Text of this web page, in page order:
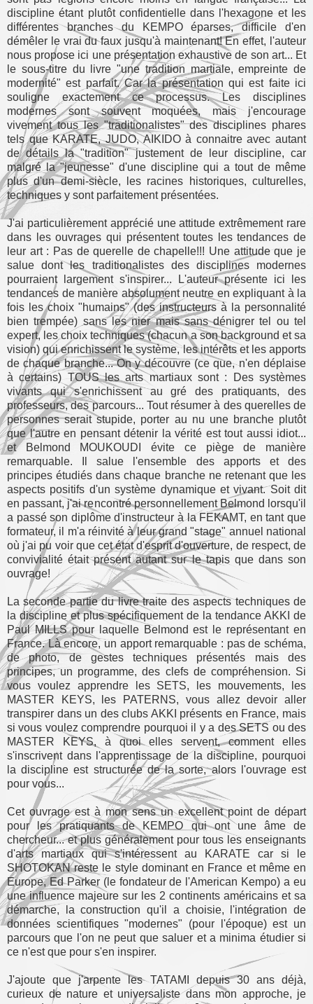
discipline étant plutôt confidentielle dans l'hexagone et les
différentes branches du KEMPO éparses, difficile d'en
démêler le vrai du faux jusqu'à maintenant! En effet, l'auteur
nous propose ici une présentation exhaustive de son art... Et
le sous-titre du livre "une tradition martiale, empreinte de
modernité" est parfait. Car la présentation qui est faite ici
souligne exactement ce processus. Les disciplines
modernes sont souvent moquées, mais j'encourage
vivement tous les "traditionalistes" des disciplines phares
tels que KARATE, JUDO, AIKIDO à connaitre avec autant
de détails la "tradition" justement de leur discipline, car
malgré la "jeunesse" d'une discipline qui a tout de même
plus d'un demi-siècle, les racines historiques, culturelles,
techniques y sont parfaitement présentées.
J'ai particulièrement apprécié une attitude extrêmement rare
dans les ouvrages qui présentent toutes les tendances de
leur art : Pas de querelle de chapelle!!! Une attitude que je
salue dont les traditionalistes des disciplines modernes
pourraient largement s'inspirer... L'auteur présente ici les
tendances de manière absolument neutre en expliquant à la
fois les choix "humains" (des instructeurs à la personnalité
bien trempée) sans les nier mais sans dénigrer tel ou tel
expert, les choix techniques (chacun a son background et sa
vision) qui enrichissent le système, les intérêts et les apports
de chaque branche... On y découvre (ce que, n'en déplaise
à certains) TOUS les arts martiaux sont : Des systèmes
vivants qui s'enrichissent au gré des pratiquants, des
professeurs, des parcours... Tout résumer à des querelles de
personnes serait stupide, porter au nu une branche plutôt
que l'autre en pensant détenir la vérité est tout aussi idiot...
et Belmond MOUKOUDI évite ce piège de manière
remarquable. Il salue l'ensemble des apports et des
principes étudiés dans chaque branche ne retenant que les
aspects positifs d'un système dynamique et vivant. Soit dit
en passant, j'ai rencontré personnellement Belmond lorsqu'il
a passé son diplôme d'instructeur à la FEKAMT, en tant que
formateur, il m'a réinvité à leur grand "stage" annuel national
où j'ai pu voir que cet état d'esprit d'ouverture, de respect, de
convivialité était présent autant sur le tapis que dans son
ouvrage!
La seconde partie du livre traite des aspects techniques de
la discipline et plus spécifiquement de la tendance AKKI de
Paul MILLS pour laquelle Belmond est le représentant en
France. Là encore, un apport remarquable : pas de schéma,
de photo, de gestes techniques présentés mais des
principes, un programme, des clefs de compréhension. Si
vous voulez apprendre les SETS, les mouvements, les
MASTER KEYS, les PATERNS, vous allez devoir aller
transpirer dans un des clubs AKKI présents en France, mais
si vous voulez comprendre pourquoi il y a des SETS ou des
MASTER KEYS, à quoi elles servent, comment elles
s'inscrivent dans l'apprentissage de la discipline, pourquoi
la discipline est structurée de la sorte, alors l'ouvrage est
pour vous...
Cet ouvrage est à mon sens un excellent point de départ
pour les pratiquants de KEMPO qui ont une âme de
chercheur... et plus généralement pour tous les enseignants
d'arts martiaux qui s'intéressent au KARATE car si le
SHOTOKAN reste le style dominant en France et même en
Europe, Ed Parker (le fondateur de l'American Kempo) a eu
une influence majeure sur les 2 continents américains et sa
démarche, la construction qu'il a choisie, l'intégration de
données scientifiques "modernes" (pour l'époque) est un
parcours que l'on ne peut que saluer et a minima étudier si
ce n'est que pour s'en inspirer.
J'ajoute que j'arpente les TATAMI depuis 30 ans déjà,
curieux de nature et universaliste dans mon approche, je